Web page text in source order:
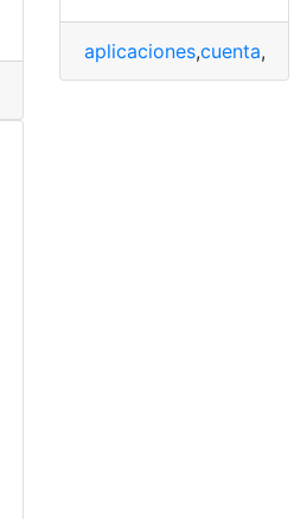
aplicaciones,cuenta,